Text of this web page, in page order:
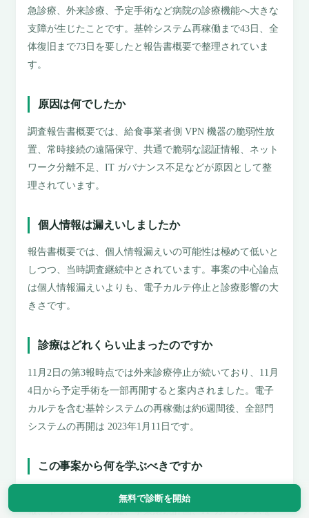
無料で診断を開始
急診療、外来診療、予定手術など病院の診療機能へ大きな
支障が生じたことです。基幹システム再稼働まで43日、全
体復旧まで73日を要したと報告書概要で整理されていま
す。
原因は何でしたか
調査報告書概要では、給食事業者側 VPN 機器の脆弱性放
置、常時接続の遠隔保守、共通で脆弱な認証情報、ネット
ワーク分離不足、IT ガバナンス不足などが原因として整
理されています。
個人情報は漏えいしましたか
報告書概要では、個人情報漏えいの可能性は極めて低いと
しつつ、当時調査継続中とされています。事案の中心論点
は個人情報漏えいよりも、電子カルテ停止と診療影響の大
きさです。
診療はどれくらい止まったのですか
11月2日の第3報時点では外来診療停止が続いており、11月
4日から予定手術を一部再開すると案内されました。電子
カルテを含む基幹システムの再稼働は約6週間後、全部門
システムの再開は 2023年1月11日です。
この事案から何を学ぶべきですか
保守 VPN、外部接続、常時接続の遠隔保守、共通認証情
報、ネットワーク分離、事業継続計画、IT ガバナンスを